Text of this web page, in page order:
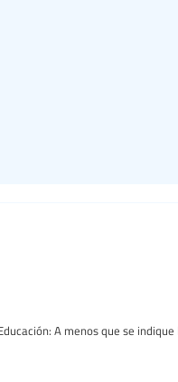
A menos que se